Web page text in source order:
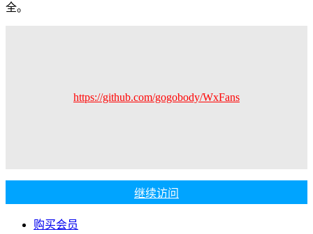
全。
https://github.com/gogobody/WxFans
继续访问
购买会员